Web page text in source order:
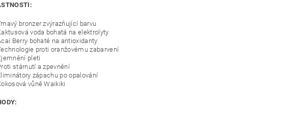
bronzer zvýrazňující barvu
voda bohatá na elektrolyty
Berry bohaté na antioxidanty
proti oranžovému zabarvení
pleti
stárnutí a zpevnění
zápachu po opalování
vůně Waikiki